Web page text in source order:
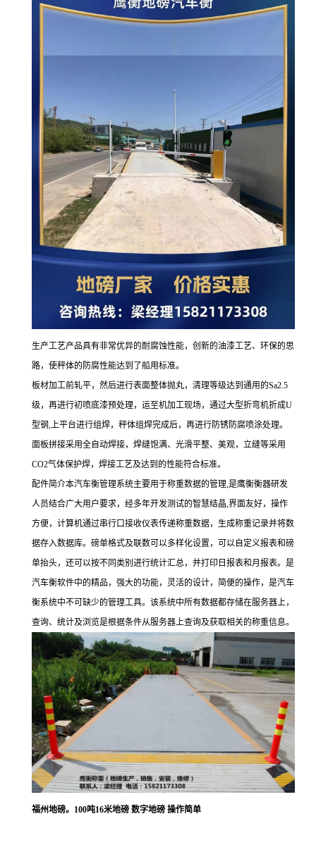
生产工艺产品具有非常优异的耐腐蚀性能，创新的油漆工艺、环保的思
路，使秤体的防腐性能达到了船用标准。
板材加工前轧平，然后进行表面整体抛丸，清理等级达到通用的Sa2.5
级，再进行初喷底漆预处理，运至机加工现场，通过大型折弯机折成U
型钢,上平台进行组焊，秤体组焊完成后，再进行防锈防腐喷涂处理。
面板拼接采用全自动焊接，焊缝饱满、光滑平整、美观，立缝等采用
CO2气体保护焊，焊接工艺及达到的性能符合标准。
配件简介本汽车衡管理系统主要用于称重数据的管理,是鹰衡衡器研发
人员结合广大用户要求，经多年开发测试的智慧结晶,界面友好，操作
方便，计算机通过串行口接收仪表传递称重数据，生成称重记录并将数
据存入数据库。磅单格式及联数可以多样化设置，可以自定义报表和磅
单抬头，还可以按不同类别进行统计汇总，并打印日报表和月报表。是
汽车衡软件中的精品，强大的功能，灵活的设计，简便的操作，是汽车
衡系统中不可缺少的管理工具。该系统中所有数据都存储在服务器上，
查询、统计及浏览是根据条件从服务器上查询及获取相关的称重信息。
福州地磅。100吨16米地磅 数字地磅 操作简单